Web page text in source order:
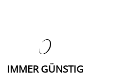

IMMER GÜNSTIG